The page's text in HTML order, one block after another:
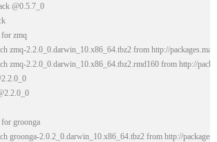
@0.5.7_0
zmq
zmq-2.2.0_0.darwin_10.x86_64.tbz2 from http://
zmq-2.2.0_0.darwin_10.x86_64.tbz2.rmd160 from http://
groonga
groonga-2.0.2_0.darwin_10.x86_64.tbz2 from http://